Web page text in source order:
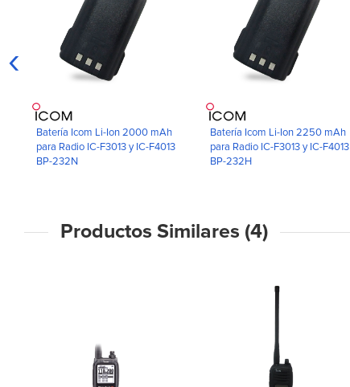
Batería Icom Li-Ion 2000 mAh
para Radio IC-F3013 y IC-F4013
BP-232N
Batería Icom Li-Ion 2250 mAh
para Radio IC-F3013 y IC-F4013
BP-232H
‹
Productos Similares (4)